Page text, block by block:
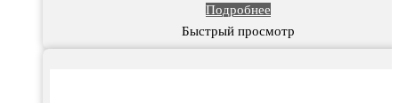
Подробнее
Быстрый просмотр